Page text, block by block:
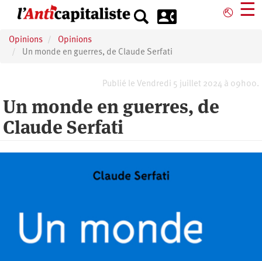
principal
⎋ ☰
Opinions
Opinions
Un monde en guerres, de Claude Serfati
Publié le Vendredi 5 juillet 2024 à 09h00.
Un monde en guerres, de
Claude Serfati